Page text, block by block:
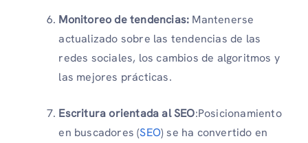
Monitoreo de tendencias: Mantenerse
actualizado sobre las tendencias de las
redes sociales, los cambios de algoritmos y
las mejores prácticas.
Escritura orientada al SEO:Posicionamiento
en buscadores (SEO) se ha convertido en